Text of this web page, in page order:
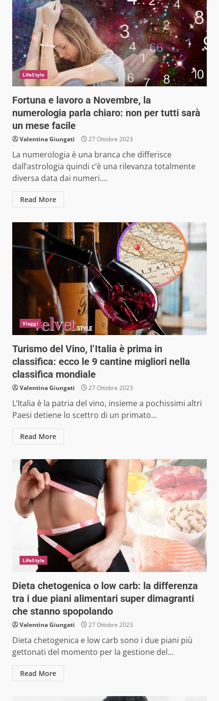
LifeStyle
Fortuna e lavoro a Novembre, la
numerologia parla chiaro: non per tutti sarà
un mese facile
Valentina Giungati 27 Ottobre 2023
La numerologia è una branca che differisce
dall’astrologia quindi c’è una rilevanza totalmente
diversa data dai numeri....
Read More
Viaggi
Turismo del Vino, l’Italia è prima in
classifica: ecco le 9 cantine migliori nella
classifica mondiale
Valentina Giungati 27 Ottobre 2023
L’Italia è la patria del vino, insieme a pochissimi altri
Paesi detiene lo scettro di un primato...
Read More
LifeStyle
Dieta chetogenica o low carb: la differenza
tra i due piani alimentari super dimagranti
che stanno spopolando
Valentina Giungati 27 Ottobre 2023
Dieta chetogenica e low carb sono i due piani più
gettonati del momento per la gestione del...
Read More